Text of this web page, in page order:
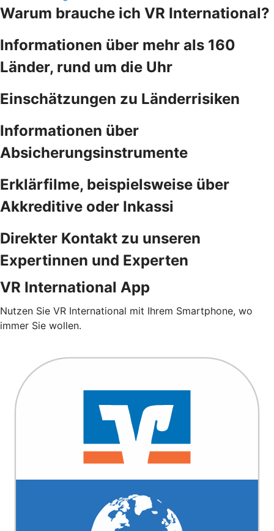
Warum brauche ich VR International?
Informationen über mehr als 160
Länder, rund um die Uhr
Einschätzungen zu Länderrisiken
Informationen über
Absicherungsinstrumente
Erklärfilme, beispielsweise über
Akkreditive oder Inkassi
Direkter Kontakt zu unseren
Expertinnen und Experten
VR International App
Nutzen Sie VR International mit Ihrem Smartphone, wo
immer Sie wollen.